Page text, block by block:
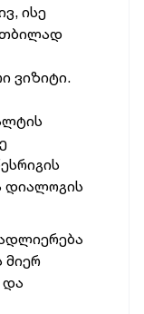
ისე
ვიზიტი.
დიალოგის
მიერ
და